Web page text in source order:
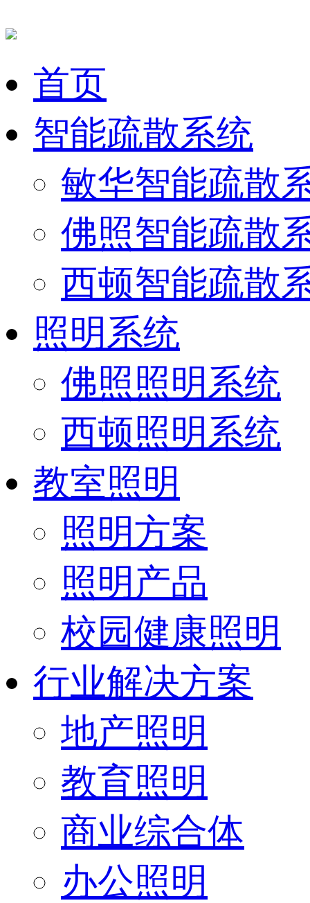
首页
智能疏散系统
敏华智能疏散
佛照智能疏散
西顿智能疏散
照明系统
佛照照明系统
西顿照明系统
教室照明
照明方案
照明产品
校园健康照明
行业解决方案
地产照明
教育照明
商业综合体
办公照明